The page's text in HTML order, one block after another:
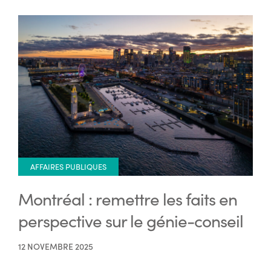
AFFAIRES PUBLIQUES
Montréal : remettre les faits en
perspective sur le génie-conseil
12 NOVEMBRE 2025